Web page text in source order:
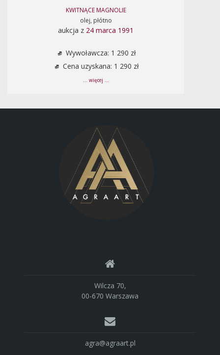
KWITNĄCE MAGNOLIE
olej, płótno
aukcja z 24 marca 1991
Wywoławcza: 1 290 zł
Cena uzyskana: 1 290 zł
... więcej ...
Wilcza 70,
00-670 Warszawa
agra@agraart.pl